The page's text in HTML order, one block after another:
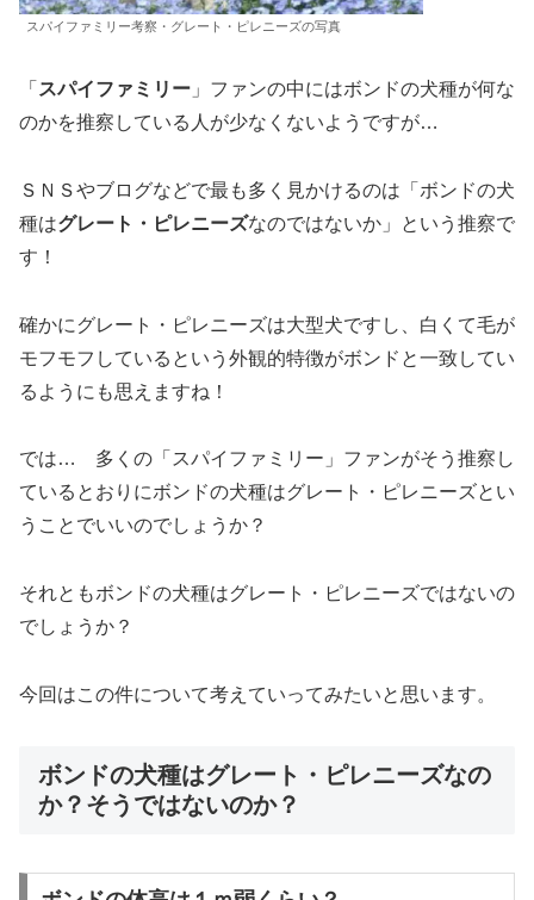
スパイファミリー考察・グレート・ピレニーズの写真
「 スパイファミリー 」ファンの中にはボンドの犬種が何な
のかを推察している人が少なくないようですが…
ＳＮＳやブログなどで最も多く見かけるのは「ボンドの犬
種はグレート・ピレニーズなのではないか」という推察で
す！
確かにグレート・ピレニーズは大型犬ですし、白くて毛が
モフモフしているという外観的特徴がボンドと一致してい
るようにも思えますね！
では… 多くの「スパイファミリー」ファンがそう推察し
ているとおりにボンドの犬種はグレート・ピレニーズとい
うことでいいのでしょうか？
それともボンドの犬種はグレート・ピレニーズではないの
でしょうか？
今回はこの件について考えていってみたいと思います。
ボンドの犬種はグレート・ピレニーズなの
か？そうではないのか？